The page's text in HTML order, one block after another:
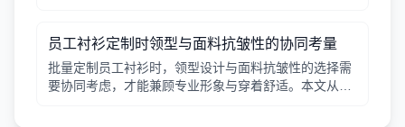
员工衬衫定制时领型与面料抗皱性的协同考量
批量定制员工衬衫时，领型设计与面料抗皱性的选择需
要协同考虑，才能兼顾专业形象与穿着舒适。本文从领